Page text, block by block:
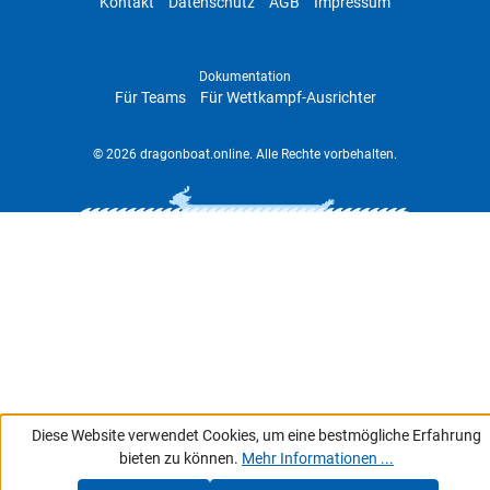
Dokumentation
Für Teams Für Wettkampf-Ausrichter
© 2026 dragonboat.online. Alle Rechte vorbehalten.
Diese Website verwendet Cookies, um eine bestmögliche Erfahrung
bieten zu können. Mehr Informationen ...